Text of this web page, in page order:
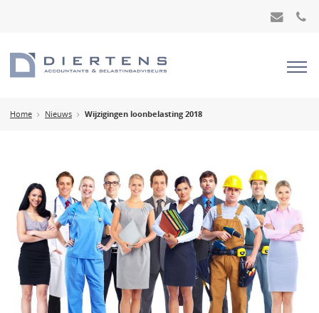
Home Nieuws Wijzigingen loonbelasting 2018